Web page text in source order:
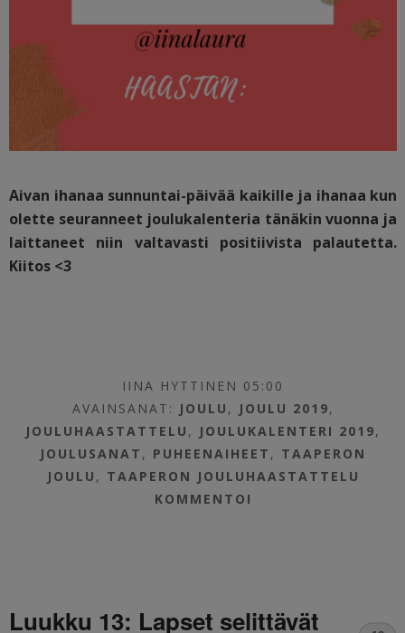
Aivan ihanaa sunnuntai-päivää kaikille ja ihanaa kun
olette seuranneet joulukalenteria tänäkin vuonna ja
laittaneet niin valtavasti positiivista palautetta.
Kiitos <3
IINA HYTTINEN 05:00
AVAINSANAT: JOULU , JOULU 2019,
JOULUHAASTATTELU , JOULUKALENTERI 2019,
JOULUSANAT , PUHEENAIHEET , TAAPERON
JOULU , TAAPERON JOULUHAASTATTELU
KOMMENTOI
Luukku 13: Lapset selittävät